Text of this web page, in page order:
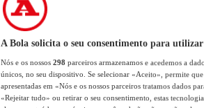
A Bola solicita o seu consentimento para utilizar
Nós e os nossos 298 parceiros armazenamos e acedemos a
únicos, no seu dispositivo. Se selecionar «Aceito», permite
apresentadas em «Nós e os nossos parceiros tratamos dados
«Rejeitar tudo» ou retirar o seu consentimento, estas